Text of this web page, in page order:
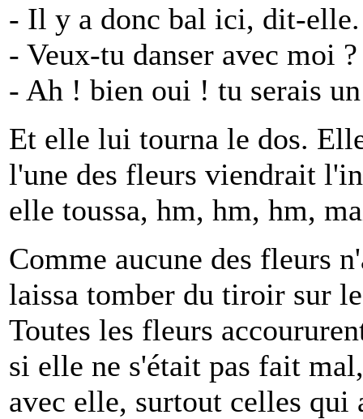
- Il y a donc bal ici, dit-
- Veux-tu danser avec moi
- Ah ! bien oui ! tu serais
Et elle lui tourna le dos.
l'une des fleurs viendrait
elle toussa, hm, hm, hm,
Comme aucune des fleurs
laissa tomber du tiroir sur
Toutes les fleurs
si elle ne s'était pas fait
avec elle, surtout celles qui